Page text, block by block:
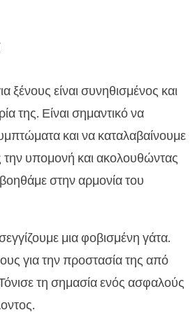
ξένους είναι συνηθισμένος και
της. Είναι σημαντικό να
και να καταλαβαίνουμε
την υπομονή και ακολουθώντας
στην αρμονία του
μια φοβισμένη γάτα.
για την προστασία της από
τη σημασία ενός ασφαλούς